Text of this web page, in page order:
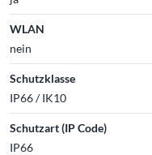
WLAN
nein
Schutzklasse
IP66 / IK10
Schutzart (IP Code)
IP66